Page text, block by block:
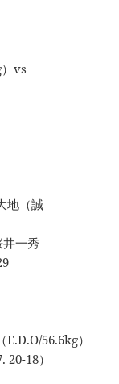
vs
地（誠
一秀
56.6kg）
18）